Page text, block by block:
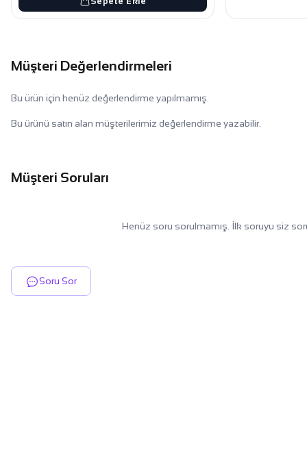
Müşteri Değerlendirmeleri
Bu ürün için henüz değerlendirme yapılmamış.
Bu ürünü satın alan müşterilerimiz değerlendirme yazabilir.
Müşteri Soruları
Henüz soru sorulmamış. İlk soruyu siz
Soru Sor